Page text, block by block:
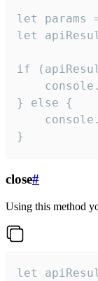
let
let
if
} else {
}
close#
Using this method
let